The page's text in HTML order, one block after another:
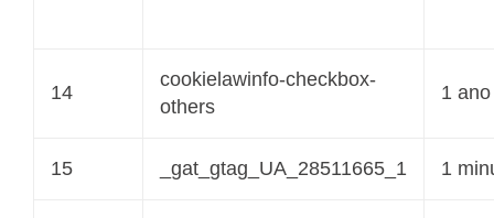
14
cookielawinfo-checkbox-
others
1 ano
15 _gat_gtag_UA_28511665_1 1